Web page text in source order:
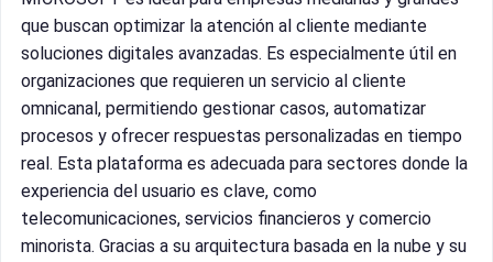
que buscan optimizar la atención al cliente mediante
soluciones digitales avanzadas. Es especialmente útil en
organizaciones que requieren un servicio al cliente
omnicanal, permitiendo gestionar casos, automatizar
procesos y ofrecer respuestas personalizadas en tiempo
real. Esta plataforma es adecuada para sectores donde la
experiencia del usuario es clave, como
telecomunicaciones, servicios financieros y comercio
minorista. Gracias a su arquitectura basada en la nube y su